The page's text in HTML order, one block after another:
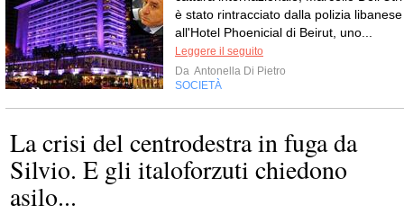
è stato rintracciato dalla polizia libanese
all'Hotel Phoenicial di Beirut, uno...
Leggere il seguito
Da Antonella Di Pietro
SOCIETÀ
La crisi del centrodestra in fuga da
Silvio. E gli italoforzuti chiedono
asilo...